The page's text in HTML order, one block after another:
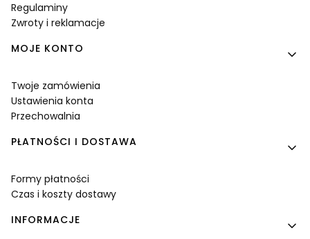
Regulaminy
Zwroty i reklamacje
MOJE KONTO
Twoje zamówienia
Ustawienia konta
Przechowalnia
PŁATNOŚCI I DOSTAWA
Formy płatności
Czas i koszty dostawy
INFORMACJE